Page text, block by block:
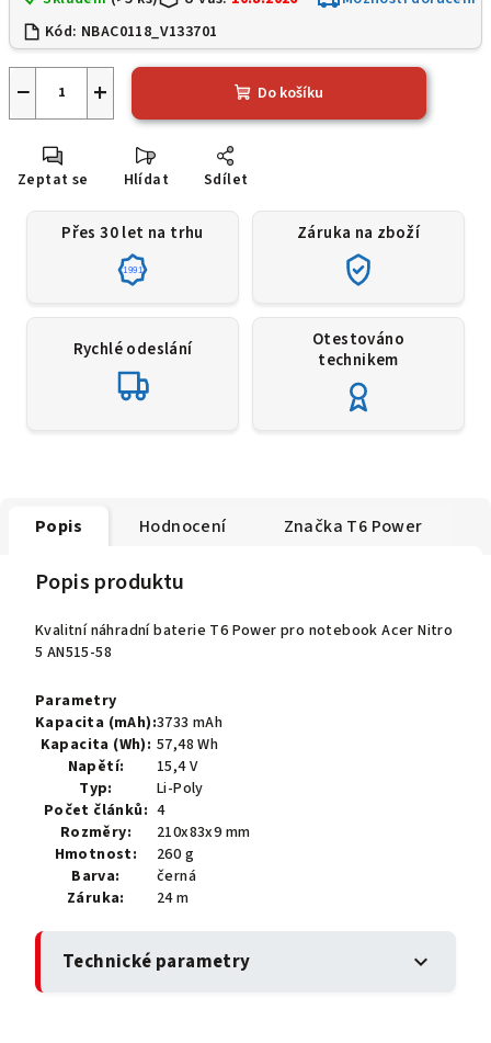
Kód: NBAC0118_V133701
+
− Do košíku
Zeptat se Hlídat Sdílet
Přes 30 let na trhu
1991
Záruka na zboží
Rychlé odeslání
Otestováno
technikem
Popis Hodnocení Značka T6 Power
Popis produktu
Kvalitní náhradní baterie T6 Power pro notebook Acer Nitro
5 AN515-58
Parametry
Kapacita (mAh):3733 mAh
Kapacita (Wh): 57,48 Wh
Napětí:
15,4 V
Typ:
Li-Poly
Počet článků: 4
Rozměry:
210x83x9 mm
Hmotnost:
260 g
Barva:
černá
Záruka:
24 m
Technické parametry expand_more